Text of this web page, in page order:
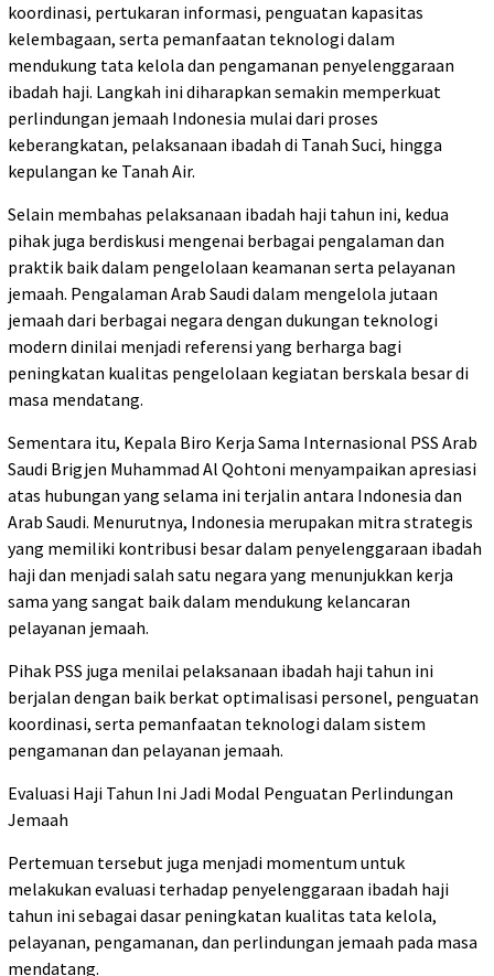
koordinasi, pertukaran informasi, penguatan kapasitas
kelembagaan, serta pemanfaatan teknologi dalam
mendukung tata kelola dan pengamanan penyelenggaraan
ibadah haji. Langkah ini diharapkan semakin memperkuat
perlindungan jemaah Indonesia mulai dari proses
keberangkatan, pelaksanaan ibadah di Tanah Suci, hingga
kepulangan ke Tanah Air.
Selain membahas pelaksanaan ibadah haji tahun ini, kedua
pihak juga berdiskusi mengenai berbagai pengalaman dan
praktik baik dalam pengelolaan keamanan serta pelayanan
jemaah. Pengalaman Arab Saudi dalam mengelola jutaan
jemaah dari berbagai negara dengan dukungan teknologi
modern dinilai menjadi referensi yang berharga bagi
peningkatan kualitas pengelolaan kegiatan berskala besar di
masa mendatang.
Sementara itu, Kepala Biro Kerja Sama Internasional PSS Arab
Saudi Brigjen Muhammad Al Qohtoni menyampaikan apresiasi
atas hubungan yang selama ini terjalin antara Indonesia dan
Arab Saudi. Menurutnya, Indonesia merupakan mitra strategis
yang memiliki kontribusi besar dalam penyelenggaraan ibadah
haji dan menjadi salah satu negara yang menunjukkan kerja
sama yang sangat baik dalam mendukung kelancaran
pelayanan jemaah.
Pihak PSS juga menilai pelaksanaan ibadah haji tahun ini
berjalan dengan baik berkat optimalisasi personel, penguatan
koordinasi, serta pemanfaatan teknologi dalam sistem
pengamanan dan pelayanan jemaah.
Evaluasi Haji Tahun Ini Jadi Modal Penguatan Perlindungan
Jemaah
Pertemuan tersebut juga menjadi momentum untuk
melakukan evaluasi terhadap penyelenggaraan ibadah haji
tahun ini sebagai dasar peningkatan kualitas tata kelola,
pelayanan, pengamanan, dan perlindungan jemaah pada masa
mendatang.